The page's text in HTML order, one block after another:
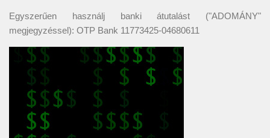
Egyszerűen használj banki átutalást ("ADOMÁNY"
megjegyzéssel): OTP Bank 11773425-04680611